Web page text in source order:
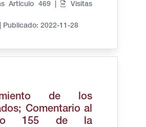
Artículo 469 |
Visitas
Publicado: 2022-11-28
de los
Comentario al
155 de la